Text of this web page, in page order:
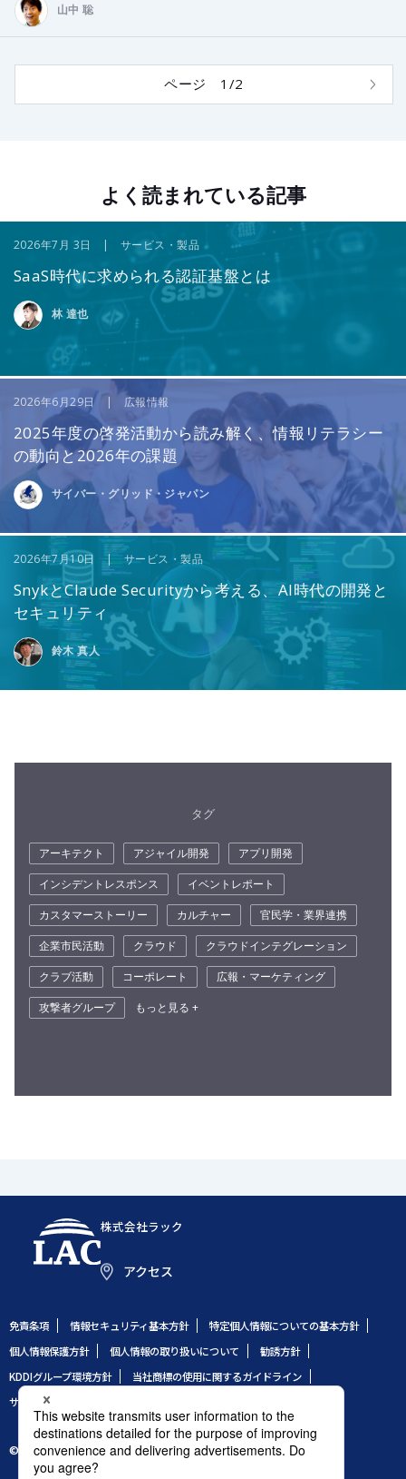
山中 聡
ページ 1/2
よく読まれている記事
2026年7月 3日 | サービス・製品
SaaS時代に求められる認証基盤とは
林 達也
2026年6月29日 | 広報情報
2025年度の啓発活動から読み解く、情報リテラシー
の動向と2026年の課題
サイバー・グリッド・ジャパン
2026年7月10日 | サービス・製品
SnykとClaude Securityから考える、AI時代の開発と
セキュリティ
鈴木 真人
タグ
アーキテクト アジャイル開発
アプリ開発
インシデントレスポンス
イベントレポート
カスタマーストーリー
カルチャー
官民学・業界連携
企業市民活動
クラウド
クラウドインテグレーション
クラブ活動
コーポレート
広報・マーケティング
攻撃者グループ
もっと見る +
株式会社ラック
アクセス
免責条項 情報セキュリティ基本方針
特定個人情報についての基本方針
個人情報保護方針
個人情報の取り扱いについて
勧誘方針
KDDIグループ環境方針
当社商標の使用に関するガイドライン
サイトのご利用条件
© 1995 LAC Co., Ltd.